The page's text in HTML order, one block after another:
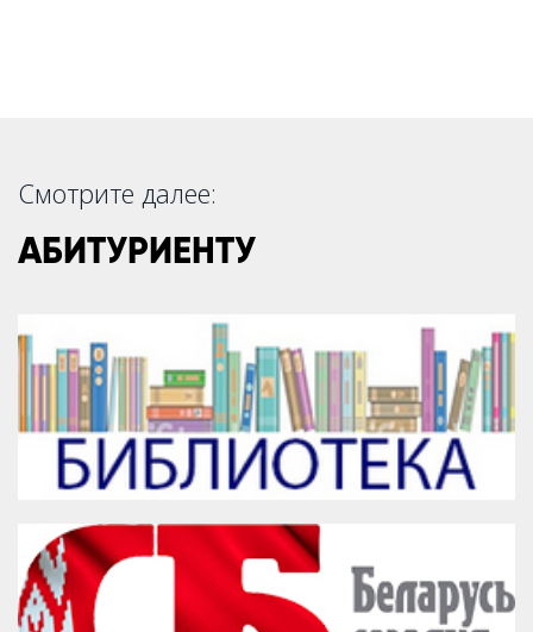
Смотрите далее:
АБИТУРИЕНТУ